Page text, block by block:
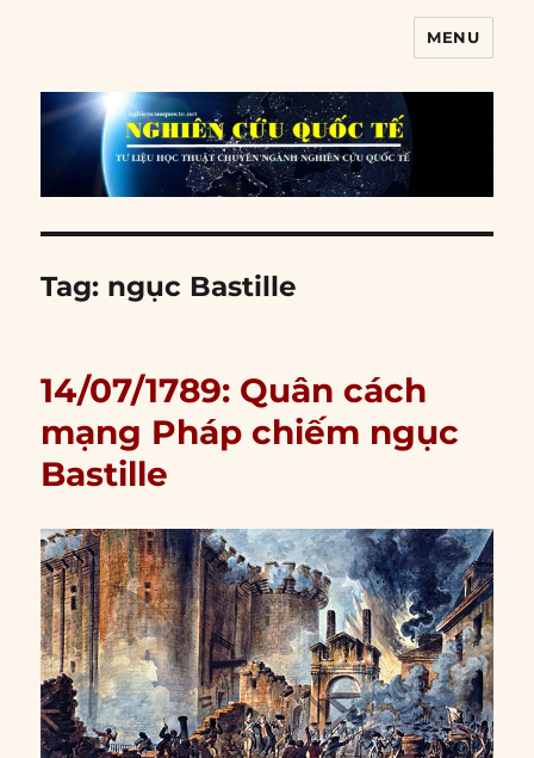
MENU
Tag: ngục Bastille
14/07/1789: Quân cách
mạng Pháp chiếm ngục
Bastille